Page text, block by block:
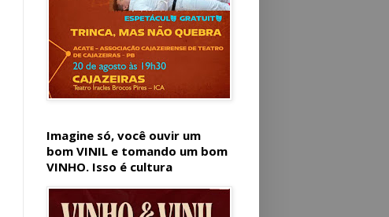
Imagine só, você ouvir um
bom VINIL e tomando um bom
VINHO. Isso é cultura